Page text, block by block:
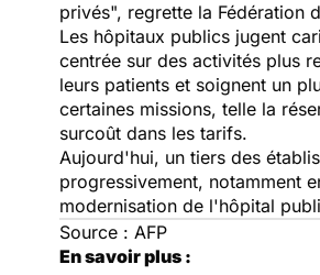
privés", regrette la Fédération
Les hôpitaux publics jugent
centrée sur des activités plus
leurs patients et soignent un
certaines missions, telle la
surcoût dans les tarifs.
Aujourd'hui, un tiers des
progressivement, notamment
modernisation de l'hôpital
Source : AFP
En savoir plus :